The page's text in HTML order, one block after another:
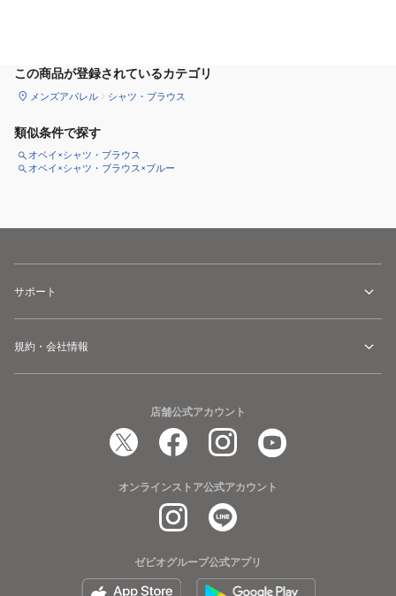
この商品が登録されているカテゴリ
メンズアパレル シャツ・ブラウス
類似条件で探す
オベイ×シャツ・ブラウス
オベイ×シャツ・ブラウス×ブルー
サポート
規約・会社情報
店舗公式アカウント
オンラインストア公式アカウント
ゼビオグループ公式アプリ